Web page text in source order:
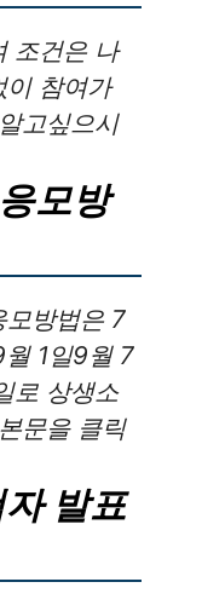
조건은 나
이 참여가
고싶으시
모방
모방법은 7
1일9월 7
로 상생소
문을 클릭
발표